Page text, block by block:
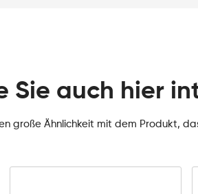
Sie auch hier
große Ähnlichkeit mit dem Produkt,